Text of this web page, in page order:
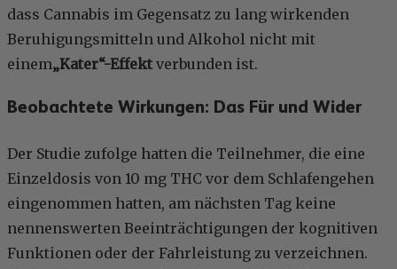
dass Cannabis im Gegensatz zu lang wirkenden
Beruhigungsmitteln und Alkohol nicht mit
einem„Kater“-Effektverbunden ist.
Beobachtete Wirkungen: Das Für und Wider
Der Studie zufolge hatten die Teilnehmer, die eine
Einzeldosis von 10 mg THC vor dem Schlafengehen
eingenommen hatten, am nächsten Tag keine
nennenswerten Beeinträchtigungen der kognitiven
Funktionen oder der Fahrleistung zu verzeichnen.